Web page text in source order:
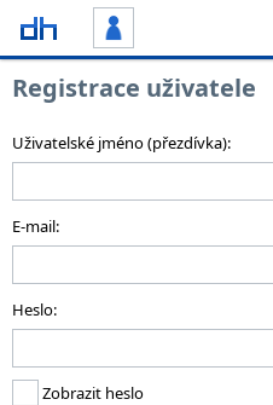
Registrace uživatele
Uživatelské jméno (přezdívka):
E-mail:
Heslo:
Zobrazit heslo